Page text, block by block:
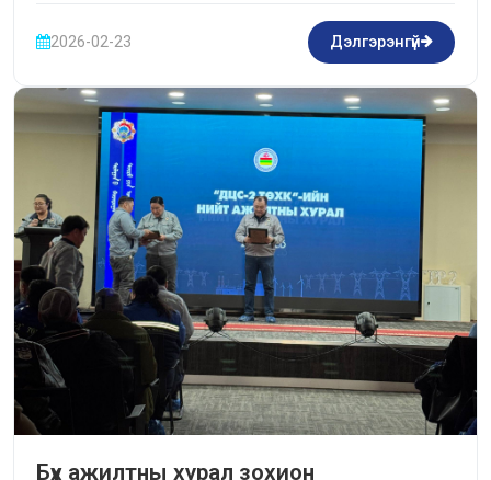
2026-02-23 Дэлгэрэнгүй
Бүх ажилтны хурал зохион